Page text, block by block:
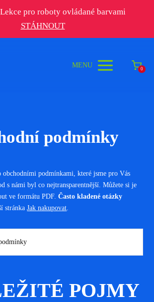
pro roboty ovládané barvami
STÁHNOUT
MENU 0
podmínky
obchodními podmínkami, které jsme pro Vás
s námi byl co nejtransparentnější. Můžete si je
ve formátu PDF.Často kladené otázky
stránkaJak nakupovat.
POJMY